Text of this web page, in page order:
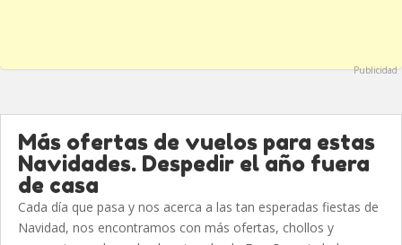
Publicidad
Más ofertas de vuelos para estas
Navidades. Despedir el año fuera
de casa
Cada día que pasa y nos acerca a las tan esperadas fiestas de
Navidad, nos encontramos con más ofertas, chollos y